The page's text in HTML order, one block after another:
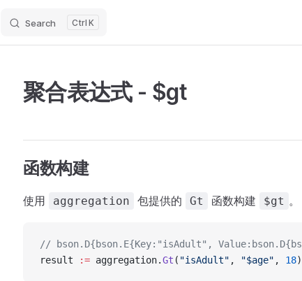
Search K
聚合表达式 - $gt
函数构建
使用 aggregation 包提供的 Gt 函数构建 $gt 。
// bson.D{bson.E{Key:"isAdult",
result
:= aggregation.Gt ( "isAdult" , "$age" , 18)